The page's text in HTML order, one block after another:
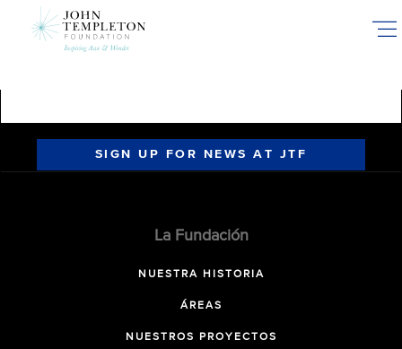
SIGN UP FOR NEWS AT JTF
La Fundación
NUESTRA HISTORIA
ÁREAS
NUESTROS PROYECTOS